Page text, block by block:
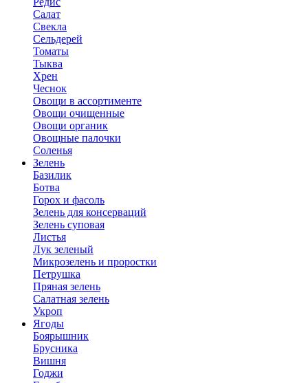
Салат
Свекла
Сельдерей
Томаты
Тыква
Хрен
Чеснок
Овощи в ассортименте
Овощи очищенные
Овощи органик
Овощные палочки
Соленья
Зелень
Базилик
Ботва
Горох и фасоль
Зелень для консерваций
Зелень суповая
Листья
Лук зеленый
Микрозелень и проростки
Петрушка
Пряная зелень
Салатная зелень
Укроп
Ягоды
Боярышник
Брусника
Вишня
Годжи